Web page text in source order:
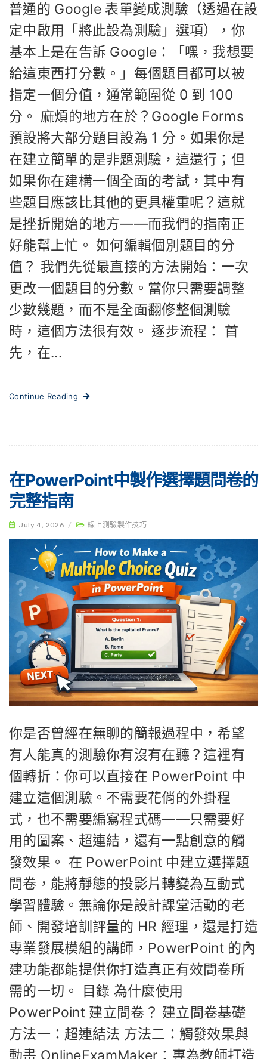
普通的 Google 表單變成測驗（透過在設
定中啟用「將此設為測驗」選項），你
基本上是在告訴 Google：「嘿，我想要
給這東西打分數。」每個題目都可以被
指定一個分值，通常範圍從 0 到 100
分。 麻煩的地方在於？Google Forms
預設將大部分題目設為 1 分。如果你是
在建立簡單的是非題測驗，這還行；但
如果你在建構一個全面的考試，其中有
些題目應該比其他的更具權重呢？這就
是挫折開始的地方——而我們的指南正
好能幫上忙。 如何編輯個別題目的分
值？ 我們先從最直接的方法開始：一次
更改一個題目的分數。當你只需要調整
少數幾題，而不是全面翻修整個測驗
時，這個方法很有效。 逐步流程： 首
先，在...
Continue Reading
在PowerPoint中製作選擇題問卷的
完整指南
July 4, 2026 / 線上測驗製作技巧
你是否曾經在無聊的簡報過程中，希望
有人能真的測驗你有沒有在聽？這裡有
個轉折：你可以直接在 PowerPoint 中
建立這個測驗。不需要花俏的外掛程
式，也不需要編寫程式碼——只需要好
用的圖案、超連結，還有一點創意的觸
發效果。 在 PowerPoint 中建立選擇題
問卷，能將靜態的投影片轉變為互動式
學習體驗。無論你是設計課堂活動的老
師、開發培訓評量的 HR 經理，還是打造
專業發展模組的講師，PowerPoint 的內
建功能都能提供你打造真正有效問卷所
需的一切。 目錄 為什麼使用
PowerPoint 建立問卷？ 建立問卷基礎
方法一：超連結法 方法二：觸發效果與
動畫 OnlineExamMaker：專為教師打造